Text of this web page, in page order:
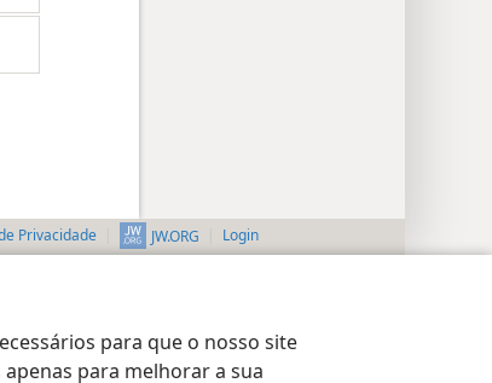
para que o nosso site
para melhorar a sua
Privacidade JW.ORG Login